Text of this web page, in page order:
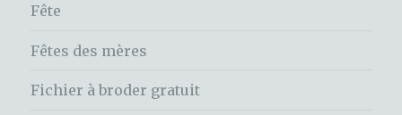
Fête
Fêtes des mères
Fichier à broder gratuit